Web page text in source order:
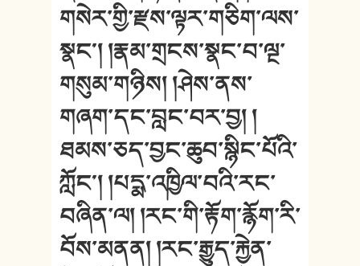
གསེར་གྱི་རྫས་ལྟར་གཅིག་ལས་
སྣང༌། །རྣམ་གྲངས་སྣང་བ་ལྔ་
གསུམ་གཉིས། །ཤེས་ནས་
གཞག་དང་བླང་བར་བྱ། །
ཐམས་ཅད་བྱང་ཆུབ་སྙིང་པོའི་
ཀློང༌། །པདྨ་འཁྱིལ་བའི་རང་
བཞིན་ལ། །རང་གི་རྟོག་རྙོག་རི་
བོས་མནན། །རང་རྒྱུད་རྐྱེན་